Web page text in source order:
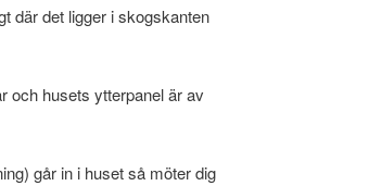
där det ligger i skogskanten
och husets ytterpanel är av
går in i huset så möter dig